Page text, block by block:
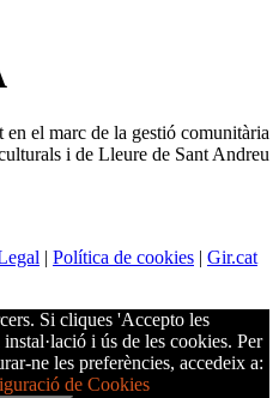
en el marc de la gestió comunitària
i de Lleure de Sant Andreu
Política de cookies
Gir.cat
Si cliques 'Accepto les
i ús de les cookies. Per
ne les preferències, accedeix a:
de Cookies